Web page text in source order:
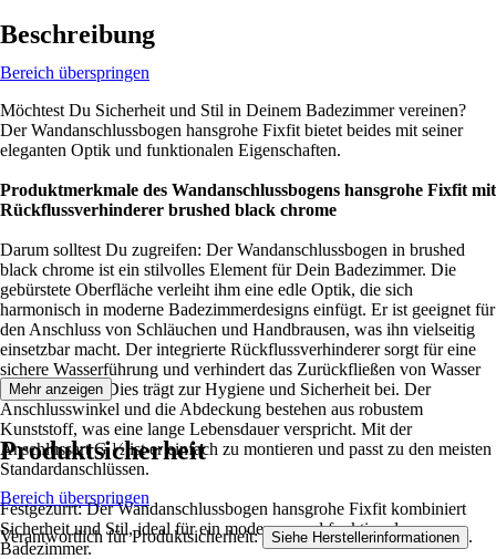
Beschreibung
Bereich überspringen
Möchtest Du Sicherheit und Stil in Deinem Badezimmer vereinen?
Der Wandanschlussbogen hansgrohe Fixfit bietet beides mit seiner
eleganten Optik und funktionalen Eigenschaften.
Produktmerkmale des Wandanschlussbogens hansgrohe Fixfit mit
Rückflussverhinderer brushed black chrome
Darum solltest Du zugreifen: Der Wandanschlussbogen in brushed
black chrome ist ein stilvolles Element für Dein Badezimmer. Die
gebürstete Oberfläche verleiht ihm eine edle Optik, die sich
harmonisch in moderne Badezimmerdesigns einfügt. Er ist geeignet für
den Anschluss von Schläuchen und Handbrausen, was ihn vielseitig
einsetzbar macht. Der integrierte Rückflussverhinderer sorgt für eine
sichere Wasserführung und verhindert das Zurückfließen von Wasser
in die Leitung. Dies trägt zur Hygiene und Sicherheit bei. Der
Anschlusswinkel und die Abdeckung bestehen aus robustem
Kunststoff, was eine lange Lebensdauer verspricht. Mit der
Anschlussart G ½ ist er einfach zu montieren und passt zu den meisten
Standardanschlüssen.
Festgezurrt: Der Wandanschlussbogen hansgrohe Fixfit kombiniert
Sicherheit und Stil, ideal für ein modernes und funktionales
Badezimmer.
Mehr anzeigen
Produktsicherheit
Bereich überspringen
Verantwortlich für Produktsicherheit: Siehe Herstellerinformationen .